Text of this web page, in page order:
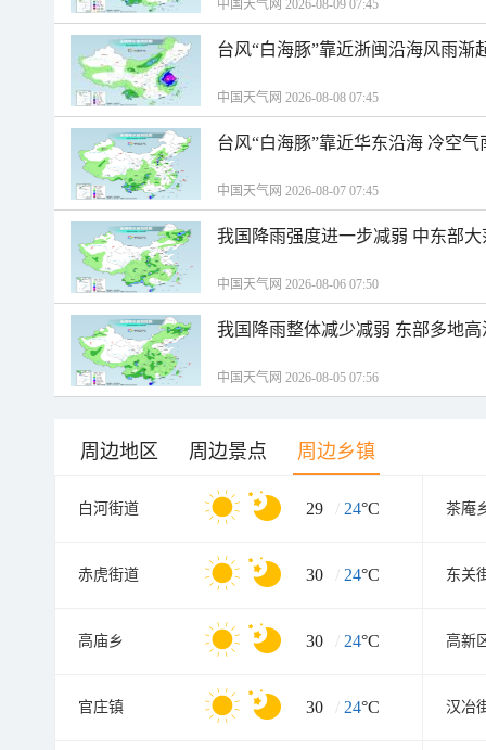
中国天气网 2026-08-09 07:45
台风“白海豚”靠近浙闽沿海风雨渐
中国天气网 2026-08-08 07:45
台风“白海豚”靠近华东沿海 冷空
中国天气网 2026-08-07 07:45
我国降雨强度进一步减弱 中东部
中国天气网 2026-08-06 07:50
我国降雨整体减少减弱 东部多地
中国天气网 2026-08-05 07:56
周边地区 周边景点 周边乡镇
白河街道 29 / 24°C 茶庵
赤虎街道 30 / 24°C 东关
高庙乡 30 / 24°C
官庄镇 30 / 24°C 汉冶